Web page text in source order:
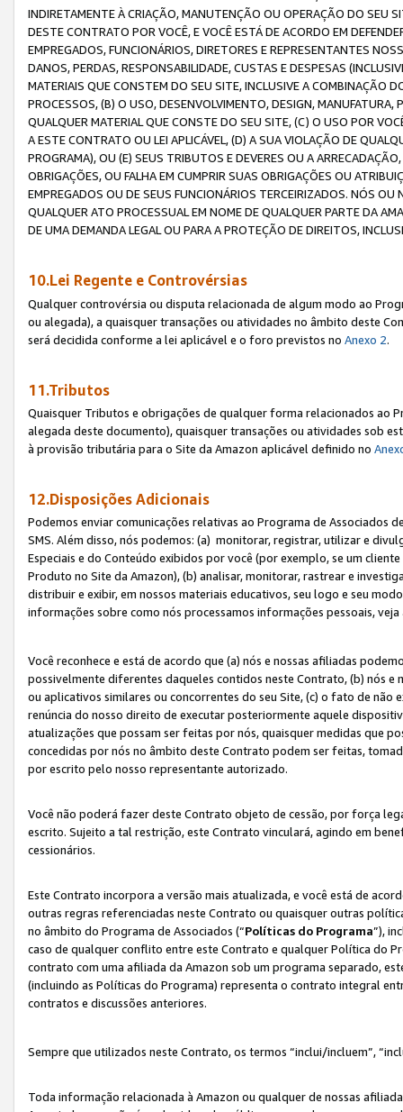
INDIRETAMENTE À CRIAÇÃO, MANUTENÇÃO OU OPERAÇÃO DO SEU
DESTE CONTRATO POR VOCÊ, E VOCÊ ESTÁ DE ACORDO EM
EMPREGADOS, FUNCIONÁRIOS, DIRETORES E REPRESENTANTES
DANOS, PERDAS, RESPONSABILIDADE, CUSTAS E DESPESAS
MATERIAIS QUE CONSTEM DO SEU SITE, INCLUSIVE A COMBINAÇÃO
PROCESSOS, (B) O USO, DESENVOLVIMENTO, DESIGN,
QUALQUER MATERIAL QUE CONSTE DO SEU SITE, (C) O USO POR
A ESTE CONTRATO OU LEI APLICÁVEL, (D) A SUA VIOLAÇÃO DE
PROGRAMA), OU (E) SEUS TRIBUTOS E DEVERES OU A
OBRIGAÇÕES, OU FALHA EM CUMPRIR SUAS OBRIGAÇÕES OU
EMPREGADOS OU DE SEUS FUNCIONÁRIOS TERCEIRIZADOS. NÓS
QUALQUER ATO PROCESSUAL EM NOME DE QUALQUER PARTE DA
DE UMA DEMANDA LEGAL OU PARA A PROTEÇÃO DE DIREITOS,
10.Lei Regente e Controvérsias
Qualquer controvérsia ou disputa relacionada de algum modo ao
ou alegada), a quaisquer transações ou atividades no âmbito deste
será decidida conforme a lei aplicável e o foro previstos no Anexo 2.
11.Tributos
Quaisquer Tributos e obrigações de qualquer forma relacionados ao
alegada deste documento), quaisquer transações ou atividades sob
à provisão tributária para o Site da Amazon aplicável definido no
12.Disposições Adicionais
Podemos enviar comunicações relativas ao Programa de Associados
SMS. Além disso, nós podemos: (a) monitorar, registrar, utilizar e
Especiais e do Conteúdo exibidos por você (por exemplo, se um
Produto no Site da Amazon), (b) analisar, monitorar, rastrear e
distribuir e exibir, em nossos materiais educativos, seu logo e seu
informações sobre como nós processamos informações pessoais,
Você reconhece e está de acordo que (a) nós e nossas afiliadas
possivelmente diferentes daqueles contidos neste Contrato, (b) nós
ou aplicativos similares ou concorrentes do seu Site, (c) o fato de
renúncia do nosso direito de executar posteriormente aquele
atualizações que possam ser feitas por nós, quaisquer medidas que
concedidas por nós no âmbito deste Contrato podem ser feitas,
por escrito pelo nosso representante autorizado.
Você não poderá fazer deste Contrato objeto de cessão, por força
escrito. Sujeito a tal restrição, este Contrato vinculará, agindo em
cessionários.
Este Contrato incorpora a versão mais atualizada, e você está de
outras regras referenciadas neste Contrato ou quaisquer outras
no âmbito do Programa de Associados (“Políticas do Programa”),
caso de qualquer conflito entre este Contrato e qualquer Política do
contrato com uma afiliada da Amazon sob um programa separado,
(incluindo as Políticas do Programa) representa o contrato integral
contratos e discussões anteriores.
Sempre que utilizados neste Contrato, os termos “inclui/incluem”,
Toda informação relacionada à Amazon ou qualquer de nossas